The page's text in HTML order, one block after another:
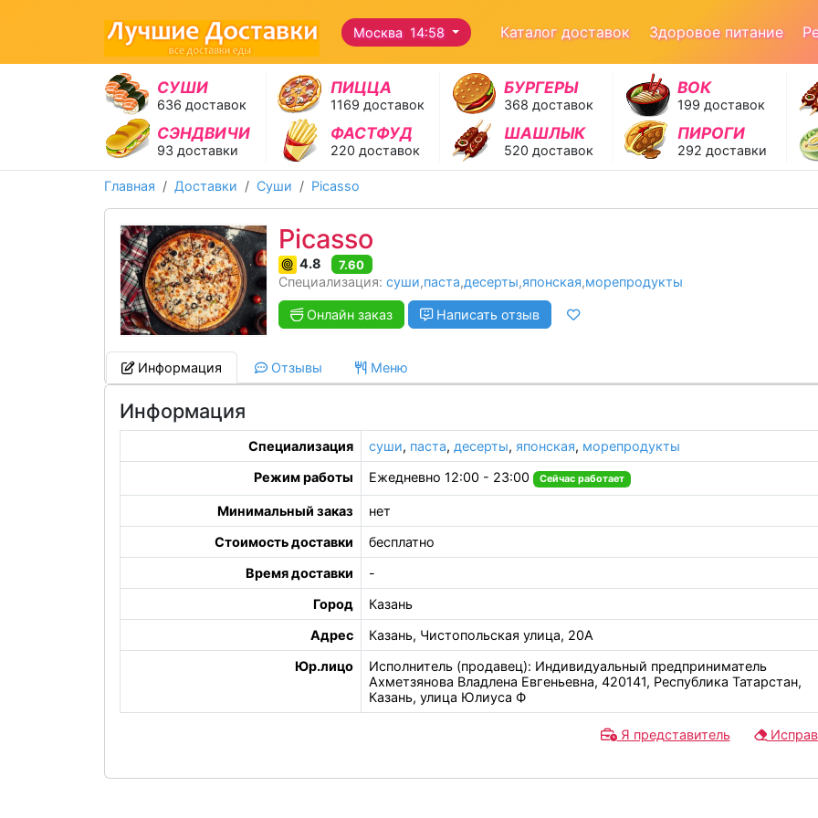
Москва 14:58 Каталог доставок Здоровое питание
СУШИ
636 доставок
ПИЦЦА
1169 доставок
БУРГЕРЫ
368 доставок
ВОК
199 доставок
СЭНДВИЧИ
93 доставки
ФАСТФУД
220 доставок
ШАШЛЫК
520 доставок
ПИРОГИ
292 доставки
Главная Доставки Суши Picasso
Picasso
4.8 7.60
Специализация: суши,паста,десерты,японская,морепродукты
Онлайн заказ Написать отзыв
Информация Отзывы Меню
Информация
Специализация суши, паста, десерты, японская, морепродукты
Режим работы
Ежедневно 12:00 - 23:00 Сейчас работает
Минимальный заказ
нет
Стоимость доставки
бесплатно
Время доставки
-
Город
Казань
Адрес
Казань, Чистопольская улица, 20А
Юр.лицо
Исполнитель (продавец): Индивидуальный предприниматель
Ахметзянова Владлена Евгеньевна, 420141, Республика Татарстан,
Казань, улица Юлиуса Ф
Я представитель